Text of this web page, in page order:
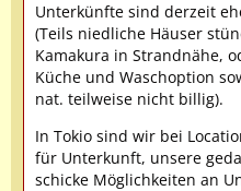
Unterkünfte sind derzeit
(Teils niedliche Häuser
Kamakura in Strandnähe,
Küche und Waschoption
nat. teilweise nicht billig).
In Tokio sind wir bei
für Unterkunft, unsere
schicke Möglichkeiten an